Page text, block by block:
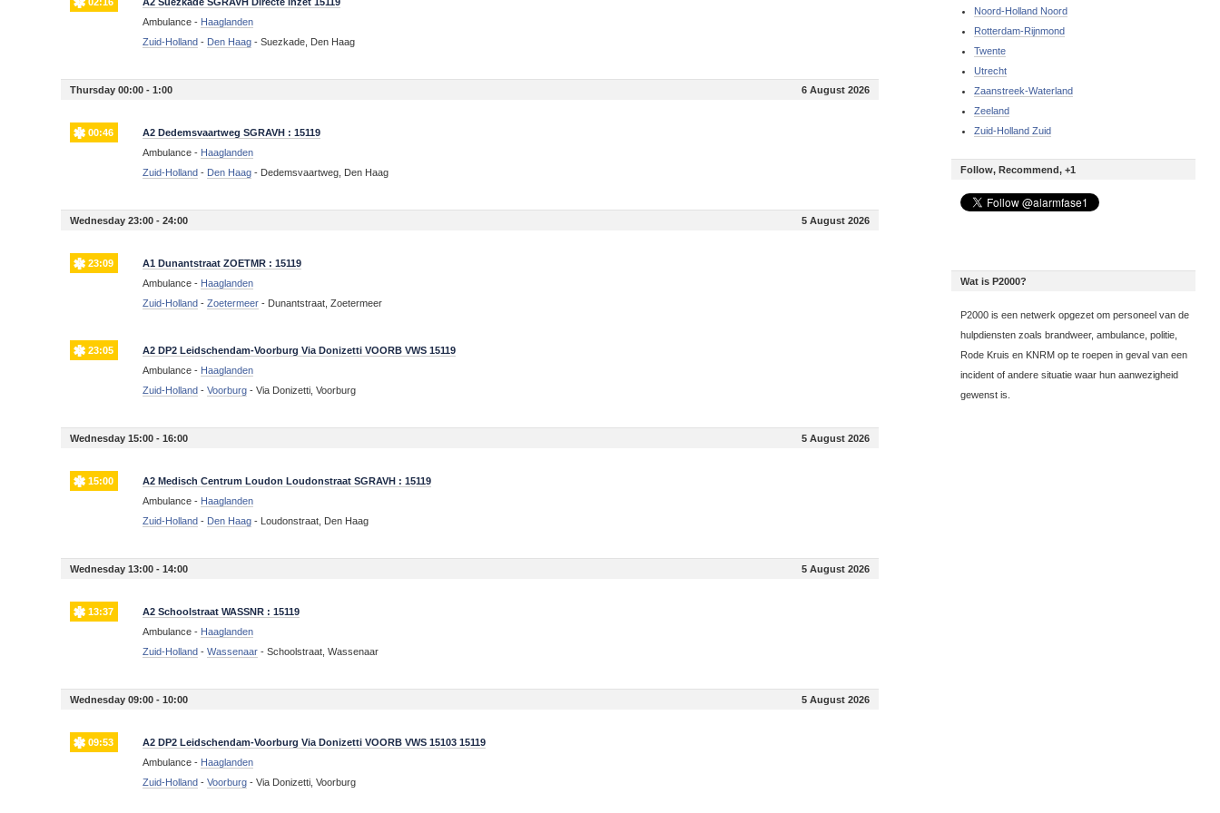
Ambulance - Haaglanden
Zuid-Holland - Den Haag -Suezkade, Den Haag
Thursday 00:00 - 1:00 6 August 2026
00:46
A2 Dedemsvaartweg SGRAVH : 15119
Ambulance - Haaglanden
Zuid-Holland - Den Haag - Dedemsvaartweg, Den Haag
Wednesday 23:00 - 24:00 5 August 2026
23:09
A1 Dunantstraat ZOETMR : 15119
Ambulance - Haaglanden
Zuid-Holland -Zoetermeer - Dunantstraat, Zoetermeer
23:05
A2 DP2 Leidschendam-Voorburg Via Donizetti VOORB VWS 15119
Ambulance - Haaglanden
Zuid-Holland -Voorburg -Via Donizetti, Voorburg
Wednesday 15:00 - 16:00 5 August 2026
15:00
A2 Medisch Centrum Loudon Loudonstraat SGRAVH : 15119
Ambulance - Haaglanden
Zuid-Holland - Den Haag - Loudonstraat, Den Haag
Wednesday 13:00 - 14:00 5 August 2026
13:37
A2 Schoolstraat WASSNR : 15119
Ambulance - Haaglanden
Zuid-Holland -Wassenaar -Schoolstraat, Wassenaar
Wednesday 09:00 - 10:00 5 August 2026
09:53
A2 DP2 Leidschendam-Voorburg Via Donizetti VOORB VWS 15103 15119
Ambulance - Haaglanden
Zuid-Holland -Voorburg -Via Donizetti, Voorburg
Noord-Holland Noord
Rotterdam-Rijnmond
Twente
Utrecht
Zaanstreek-Waterland
Zeeland
Zuid-Holland Zuid
Follow, Recommend, +1
Wat is P2000?
P2000 is een netwerk opgezet om personeel van de
hulpdiensten zoals brandweer, ambulance, politie,
Rode Kruis en KNRM op te roepen in geval van een
incident of andere situatie waar hun aanwezigheid
gewenst is.